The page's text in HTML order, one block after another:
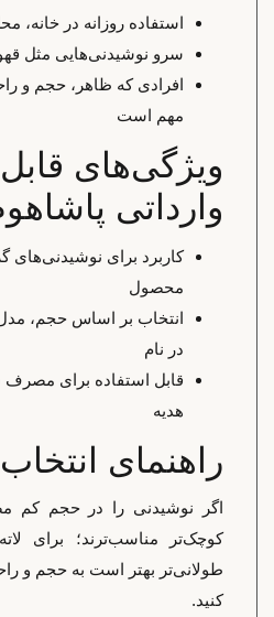
استفاده روزانه در خانه، محل
سرو نوشیدنی‌هایی مثل
افرادی که ظاهر، حجم و
مهم است
ویژگی‌های
وارداتی پاشاهوم 310
کاربرد برای نوشیدنی‌های
محصول
انتخاب بر اساس حجم،
در نام
قابل استفاده برای مصرف
هدیه
راهنمای انتخاب
اگر نوشیدنی را در حجم کم
کوچک‌تر مناسب‌ترند؛ برای
طولانی‌تر بهتر است به حجم و
کنید.